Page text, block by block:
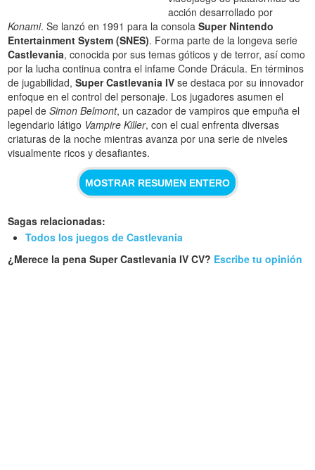
acción desarrollado por
Konami. Se lanzó en 1991 para la consolaSuper Nintendo
Entertainment System (SNES). Forma parte de la longeva serie
Castlevania, conocida por sus temas góticos y de terror, así como
por la lucha continua contra el infame Conde Drácula. En términos
de jugabilidad,Super Castlevania IV se destaca por su innovador
enfoque en el control del personaje. Los jugadores asumen el
papel deSimon Belmont, un cazador de vampiros que empuña el
legendario látigo Vampire Killer, con el cual enfrenta diversas
criaturas de la noche mientras avanza por una serie de niveles
visualmente ricos y desafiantes.
MOSTRAR RESUMEN ENTERO
Sagas relacionadas:
Todos los juegos de Castlevania
¿Merece la pena Super Castlevania IV CV? Escribe tu opinión